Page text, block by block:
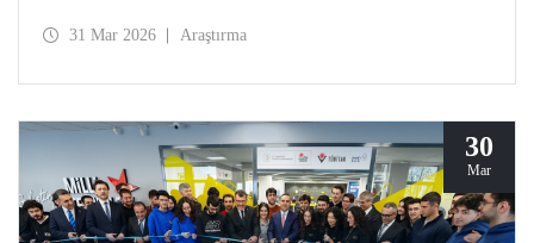
kazandılar.
31 Mar 2026 Araştırma
30
Mar